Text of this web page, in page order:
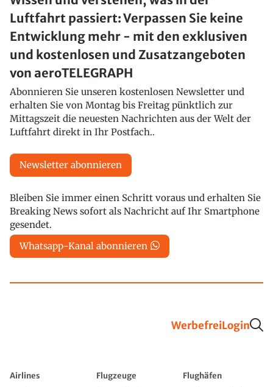
Luftfahrt passiert: Verpassen Sie keine
Entwicklung mehr - mit den exklusiven
und kostenlosen und Zusatzangeboten
von aeroTELEGRAPH
Abonnieren Sie unseren kostenlosen Newsletter und
erhalten Sie von Montag bis Freitag pünktlich zur
Mittagszeit die neuesten Nachrichten aus der Welt der
Luftfahrt direkt in Ihr Postfach..
Newsletter abonnieren
Bleiben Sie immer einen Schritt voraus und erhalten Sie
Breaking News sofort als Nachricht auf Ihr Smartphone
gesendet.
Whatsapp-Kanal abonnieren
WerbefreiLogin
Airlines Flugzeuge
Flughäfen